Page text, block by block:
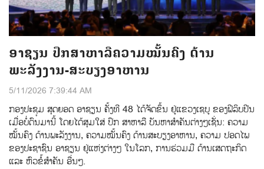
ອາຊຽນ ປຶກສາຫາລືຄວາມໝັ້ນຄົງ ດ້ານ
ພະລັງງານ-ສະບຽງອາຫານ
5/11/2026 7:39:44 AM
ກອງປະຊຸມ ສຸດຍອດ ອາຊຽນ ຄັ້ງທີ 48 ໄດ້ຈັດຂຶ້ນ ຢູ່ແຂວງເຊບູ ຂອງຟີລິບປີນ
ເມື່ອບໍ່ດົນມານີ້ ໂດຍໄດ້ສຸມໃສ່ ປຶກ ສາຫາລື ບັນຫາສຳຄັນຕ່າງໆເຊັ່ນ: ຄວາມ
ໝັ້ນຄົງ ດ້ານພະລັງງານ, ຄວາມໝັ້ນຄົງ ດ້ານສະບຽງອາຫານ, ຄວາມ ປອດໄພ
ຂອງປະຊາຊົນ ອາຊຽນ ຢູ່ແຫ່ງຕ່າງໆ ໃນໂລກ, ການຮ່ວມມື ດ້ານເສດຖະກິດ
ແລະ ຫົວຂໍ້ສຳຄັນ ອື່ນໆ.